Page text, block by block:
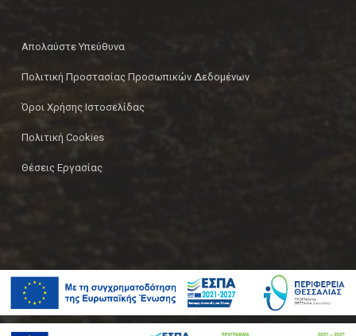
Απολαύστε Υπεύθυνα
Πολιτική Προστασίας Προσωπικών Δεδομένων
Όροι Χρήσης Ιστοσελίδας
Πολιτική Cookies
Θέσεις Εργασίας